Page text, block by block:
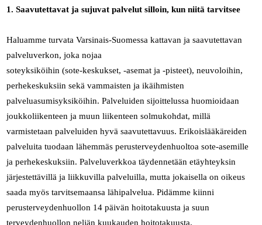
1. Saavutettavat ja sujuvat palvelut silloin, kun niitä tarvitsee
Haluamme turvata Varsinais-Suomessa kattavan ja saavutettavan
palveluverkon, joka nojaa
soteyksiköihin (sote-keskukset, -asemat ja -pisteet), neuvoloihin,
perhekeskuksiin sekä vammaisten ja ikäihmisten
palveluasumisyksiköihin. Palveluiden sijoittelussa huomioidaan
joukkoliikenteen ja muun liikenteen solmukohdat, millä
varmistetaan palveluiden hyvä saavutettavuus. Erikoislääkäreiden
palveluita tuodaan lähemmäs perusterveydenhuoltoa sote-asemille
ja perhekeskuksiin. Palveluverkkoa täydennetään etäyhteyksin
järjestettävillä ja liikkuvilla palveluilla, mutta jokaisella on oikeus
saada myös tarvitsemaansa lähipalvelua. Pidämme kiinni
perusterveydenhuollon 14 päivän hoitotakuusta ja suun
terveydenhuollon neljän kuukauden hoitotakuusta.